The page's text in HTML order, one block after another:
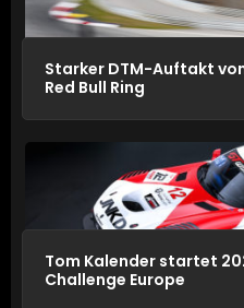
Starker DTM-Auftakt
Red Bull Ring
Tom Kalender startet
Challenge Europe